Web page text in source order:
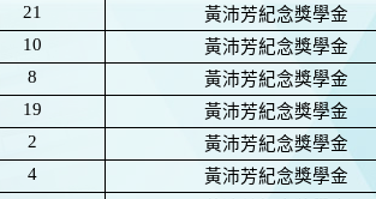
21
黃沛芳紀念獎學金
10
黃沛芳紀念獎學金
8
黃沛芳紀念獎學金
19
黃沛芳紀念獎學金
2
黃沛芳紀念獎學金
4
黃沛芳紀念獎學金